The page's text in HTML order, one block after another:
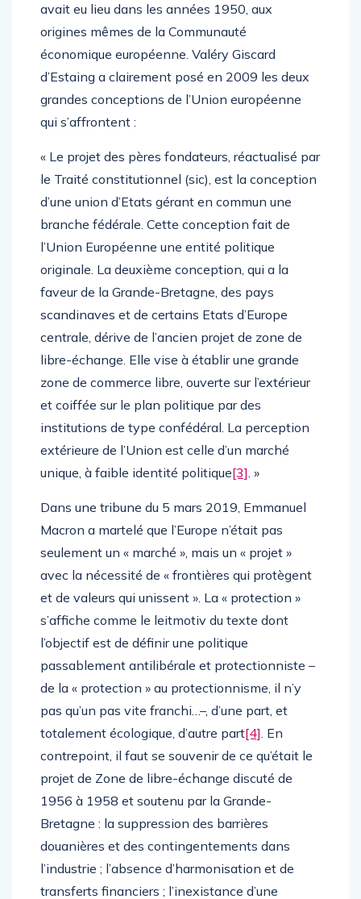
avait eu lieu dans les années 1950, aux
origines mêmes de la Communauté
économique européenne. Valéry Giscard
d’Estaing a clairement posé en 2009 les deux
grandes conceptions de l’Union européenne
qui s’affrontent :
« Le projet des pères fondateurs, réactualisé par
le Traité constitutionnel (sic), est la conception
d’une union d’Etats gérant en commun une
branche fédérale. Cette conception fait de
l’Union Européenne une entité politique
originale. La deuxième conception, qui a la
faveur de la Grande-Bretagne, des pays
scandinaves et de certains Etats d’Europe
centrale, dérive de l’ancien projet de zone de
libre-échange. Elle vise à établir une grande
zone de commerce libre, ouverte sur l’extérieur
et coiffée sur le plan politique par des
institutions de type confédéral. La perception
extérieure de l’Union est celle d’un marché
unique, à faible identité politique[3]. »
Dans une tribune du 5 mars 2019, Emmanuel
Macron a martelé que l’Europe n’était pas
seulement un « marché », mais un « projet »
avec la nécessité de « frontières qui protègent
et de valeurs qui unissent ». La « protection »
s’affiche comme le leitmotiv du texte dont
l’objectif est de définir une politique
passablement antilibérale et protectionniste –
de la « protection » au protectionnisme, il n’y
pas qu’un pas vite franchi…–, d’une part, et
totalement écologique, d’autre part[4]. En
contrepoint, il faut se souvenir de ce qu’était le
projet de Zone de libre-échange discuté de
1956 à 1958 et soutenu par la Grande-
Bretagne : la suppression des barrières
douanières et des contingentements dans
l’industrie ; l’absence d’harmonisation et de
transferts financiers ; l’inexistance d’une